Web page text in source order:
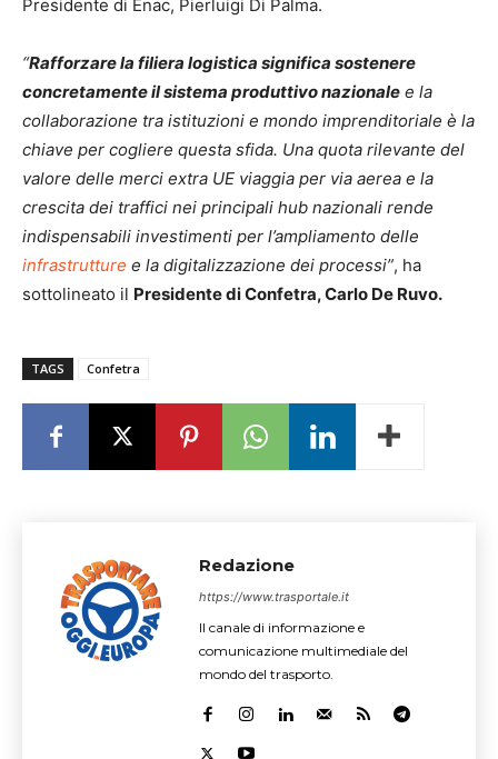
Presidente di Enac, Pierluigi Di Palma.
“Rafforzare la filiera logistica significa sostenere
concretamente il sistema produttivo nazionale e la
collaborazione tra istituzioni e mondo imprenditoriale è la
chiave per cogliere questa sfida. Una quota rilevante del
valore delle merci extra UE viaggia per via aerea e la
crescita dei traffici nei principali hub nazionali rende
indispensabili investimenti per l’ampliamento delle
infrastrutture e la digitalizzazione dei processi”, ha
sottolineato il Presidente di Confetra, Carlo De Ruvo.
TAGS Confetra
Redazione
https://www.trasportale.it
Il canale di informazione e
comunicazione multimediale del
mondo del trasporto.